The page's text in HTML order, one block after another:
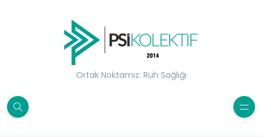
Ortak Noktamız: Ruh Sağlığı